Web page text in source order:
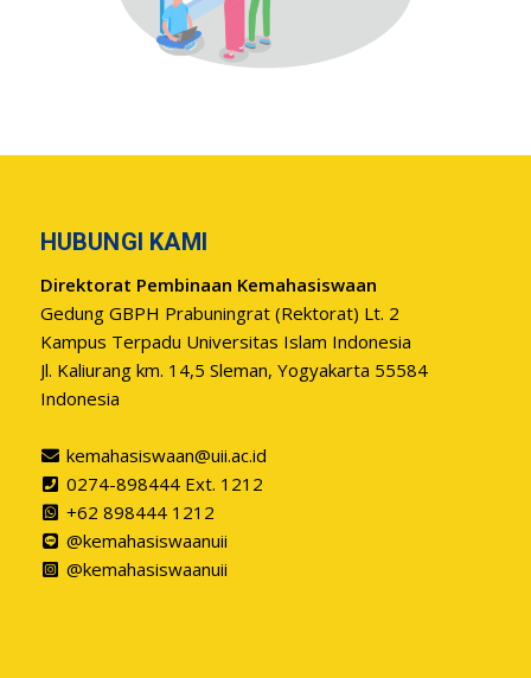
HUBUNGI KAMI
Direktorat Pembinaan Kemahasiswaan
Gedung GBPH Prabuningrat (Rektorat) Lt. 2
Kampus Terpadu Universitas Islam Indonesia
Jl. Kaliurang km. 14,5 Sleman, Yogyakarta 55584
Indonesia
kemahasiswaan@uii.ac.id
0274-898444 Ext. 1212
+62 898444 1212
@kemahasiswaanuii
@kemahasiswaanuii